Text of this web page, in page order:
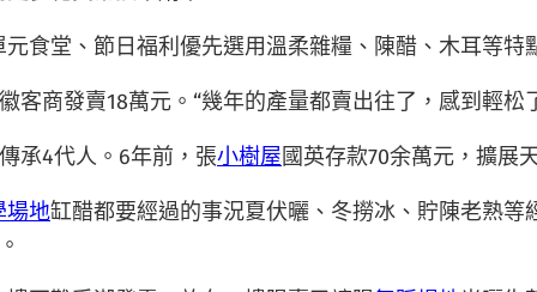
食堂、節日福利優先選用溫柔雜糧、陳醋、木耳等
客商發賣18萬元。“幾年的產量都賣出往了，感到輕松
承4代人。6年前，張小樹屋國英存款70余萬元，擴展
場地缸醋都要經過的事況夏伏曬、冬撈冰、貯陳老熟